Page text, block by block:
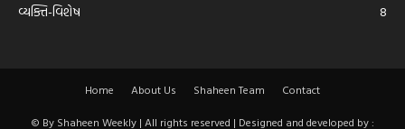
વ્યક્તિ-વિશેષ
8
Home About Us Shaheen Team
Contact
© By Shaheen Weekly | All rights reserved | Designed and developed by :